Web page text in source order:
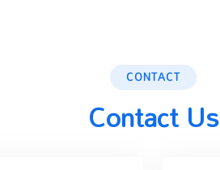
CONTACT
Contact Us